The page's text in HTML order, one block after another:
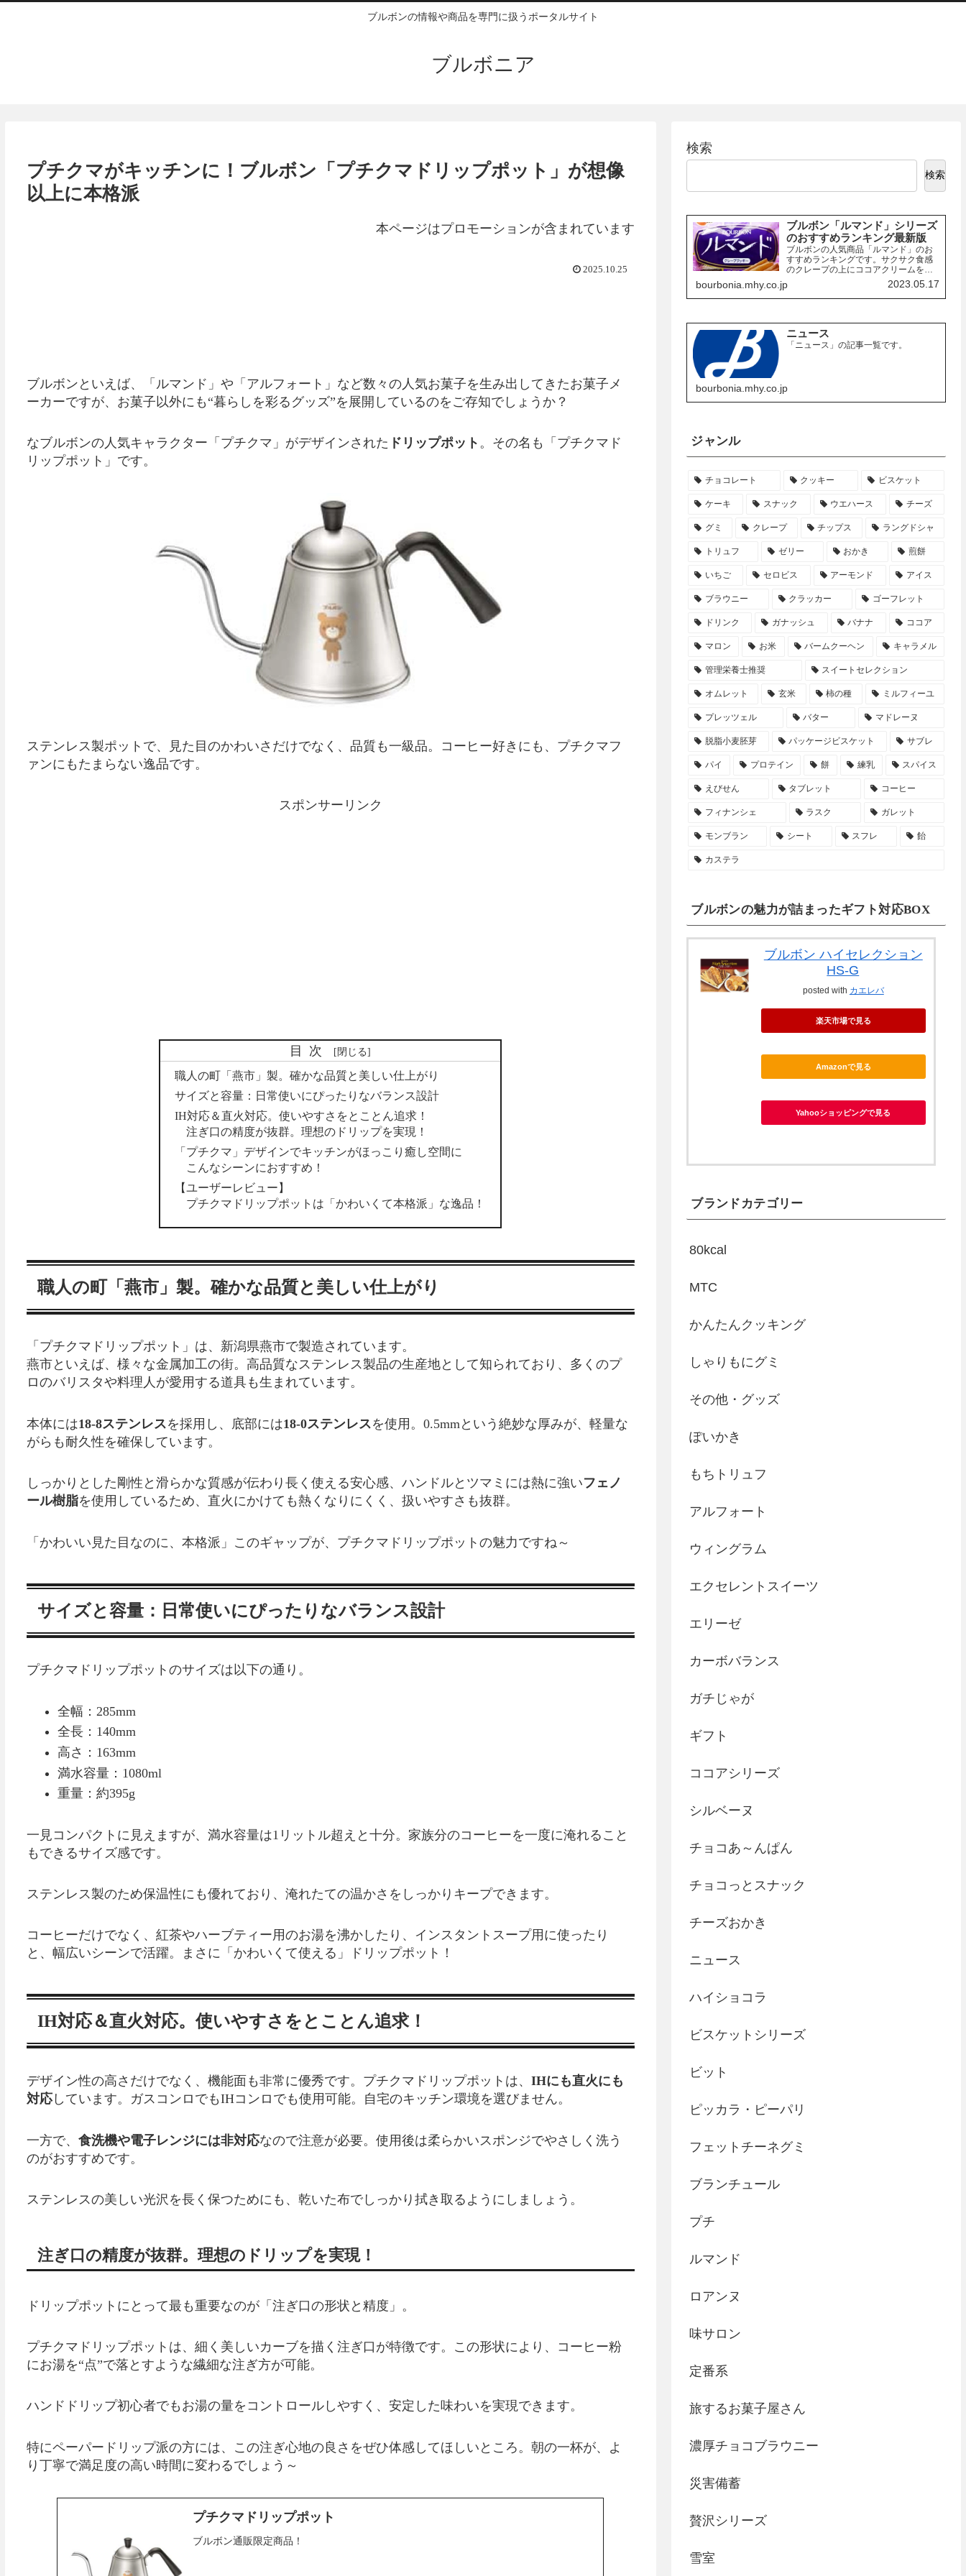
ブルボンの情報や商品を専門に扱うポータルサイト
ブルボニア
プチクマがキッチンに！ブルボン「プチクマドリップポット」が想像
以上に本格派
本ページはプロモーションが含まれています
2025.10.25
ブルボンといえば、「ルマンド」や「アルフォート」など数々の人気お菓子を生み出してきたお菓子メ
ーカーですが、お菓子以外にも“暮らしを彩るグッズ”を展開しているのをご存知でしょうか？
なブルボンの人気キャラクター「プチクマ」がデザインされた ドリップポット 。その名も「プチクマド
リップポット」です。
ステンレス製ポットで、見た目のかわいさだけでなく、品質も一級品。コーヒー好きにも、プチクマフ
ァンにもたまらない逸品です。
スポンサーリンク
目次
職人の町「燕市」製。確かな品質と美しい仕上がり
サイズと容量：日常使いにぴったりなバランス設計
IH対応＆直火対応。使いやすさをとことん追求！
注ぎ口の精度が抜群。理想のドリップを実現！
「プチクマ」デザインでキッチンがほっこり癒し空間に
こんなシーンにおすすめ！
【ユーザーレビュー】
プチクマドリップポットは「かわいくて本格派」な逸品！
職人の町「燕市」製。確かな品質と美しい仕上がり
「プチクマドリップポット」は、新潟県燕市で製造されています。
燕市といえば、様々な金属加工の街。高品質なステンレス製品の生産地として知られており、多くのプ
ロのバリスタや料理人が愛用する道具も生まれています。
本体には18-8ステンレスを採用し、底部には18-0ステンレスを使用。0.5mmという絶妙な厚みが、軽量な
がらも耐久性を確保しています。
しっかりとした剛性と滑らかな質感が伝わり長く使える安心感、ハンドルとツマミには熱に強いフェノ
ール樹脂を使用しているため、直火にかけても熱くなりにくく、扱いやすさも抜群。
「かわいい見た目なのに、本格派」このギャップが、プチクマドリップポットの魅力ですね～
サイズと容量：日常使いにぴったりなバランス設計
プチクマドリップポットのサイズは以下の通り。
全幅：285mm
全長：140mm
高さ：163mm
満水容量：1080ml
重量：約395g
一見コンパクトに見えますが、満水容量は1リットル超えと十分。家族分のコーヒーを一度に淹れること
もできるサイズ感です。
ステンレス製のため保温性にも優れており、淹れたての温かさをしっかりキープできます。
コーヒーだけでなく、紅茶やハーブティー用のお湯を沸かしたり、インスタントスープ用に使ったり
と、幅広いシーンで活躍。まさに「かわいくて使える」ドリップポット！
IH対応＆直火対応。使いやすさをとことん追求！
デザイン性の高さだけでなく、機能面も非常に優秀です。プチクマドリップポットは、 IHにも直火にも
対応しています。ガスコンロでもIHコンロでも使用可能。自宅のキッチン環境を選びません。
一方で、 食洗機や電子レンジには非対応なので注意が必要。使用後は柔らかいスポンジでやさしく洗う
のがおすすめです。
ステンレスの美しい光沢を長く保つためにも、乾いた布でしっかり拭き取るようにしましょう。
注ぎ口の精度が抜群。理想のドリップを実現！
ドリップポットにとって最も重要なのが「注ぎ口の形状と精度」。
プチクマドリップポットは、細く美しいカーブを描く注ぎ口が特徴です。この形状により、コーヒー粉
にお湯を“点”で落とすような繊細な注ぎ方が可能。
ハンドドリップ初心者でもお湯の量をコントロールしやすく、安定した味わいを実現できます。
特にペーパードリップ派の方には、この注ぎ心地の良さをぜひ体感してほしいところ。朝の一杯が、よ
り丁寧で満足度の高い時間に変わるでしょう～
プチクマドリップポット
ブルボン通販限定商品！
検索
検索
ブルボン「ルマンド」シリーズ
のおすすめランキング最新版
ブルボンの人気商品「ルマンド」のお
すすめランキングです。サクサク食感
のクレープの上にココアクリームを絞
り、チョコレートでコーティングした
お菓子「ルマンド」には、様々なフレ
ーバーの商品があります。ここでは、
bourbonia.mhy.co.jp 2023.05.17
ニュース
「ニュース」の記事一覧です。
bourbonia.mhy.co.jp
ジャンル
チョコレート クッキー ビスケット
ケーキ スナック ウエハース チーズ
グミ クレープ チップス ラングドシャ
トリュフ ゼリー おかき 煎餅
いちご セロビス アーモンド アイス
ブラウニー クラッカー ゴーフレット
ドリンク ガナッシュ バナナ ココア
マロン お米 バームクーヘン キャラメル
管理栄養士推奨 スイートセレクション
オムレット 玄米 柿の種 ミルフィーユ
プレッツェル バター マドレーヌ
脱脂小麦胚芽 パッケージビスケット サブレ
パイ プロテイン 餅 練乳 スパイス
えびせん タブレット コーヒー
フィナンシェ ラスク ガレット
モンブラン シート スフレ 飴
カステラ
ブルボンの魅力が詰まったギフト対応BOX
ブルボン ハイセレクション
HS-G
posted with カエレバ
楽天市場で見る
Amazonで見る
Yahooショッピングで見る
ブランドカテゴリー
80kcal
MTC
かんたんクッキング
しゃりもにグミ
その他・グッズ
ぽいかき
もちトリュフ
アルフォート
ウィングラム
エクセレントスイーツ
エリーゼ
カーボバランス
ガチじゃが
ギフト
ココアシリーズ
シルベーヌ
チョコあ～んぱん
チョコっとスナック
チーズおかき
ニュース
ハイショコラ
ビスケットシリーズ
ビット
ピッカラ・ピーパリ
フェットチーネグミ
ブランチュール
プチ
ルマンド
ロアンヌ
味サロン
定番系
旅するお菓子屋さん
濃厚チョコブラウニー
災害備蓄
贅沢シリーズ
雪室